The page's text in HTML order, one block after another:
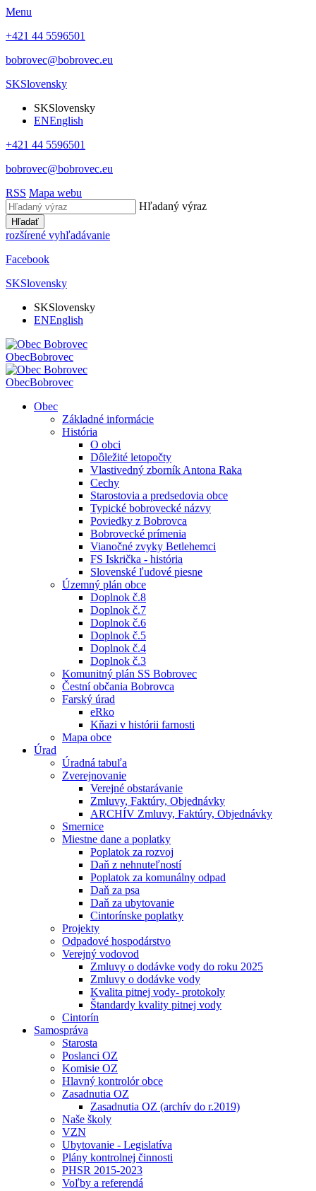
Menu
+421 44 5596501
bobrovec@bobrovec.eu
SKSlovensky
SKSlovensky
ENEnglish
+421 44 5596501
bobrovec@bobrovec.eu
RSS Mapa webu
Hľadaný výraz
Hľadať
rozšírené vyhľadávanie
Facebook
SKSlovensky
SKSlovensky
ENEnglish
ObecBobrovec
ObecBobrovec
Obec
Základné informácie
História
O obci
Dôležité letopočty
Vlastivedný zborník Antona Raka
Cechy
Starostovia a predsedovia obce
Typické bobrovecké názvy
Poviedky z Bobrovca
Bobrovecké prímenia
Vianočné zvyky Betlehemci
FS Iskrička - história
Slovenské ľudové piesne
Územný plán obce
Doplnok č.8
Doplnok č.7
Doplnok č.6
Doplnok č.5
Doplnok č.4
Doplnok č.3
Komunitný plán SS Bobrovec
Čestní občania Bobrovca
Farský úrad
eRko
Kňazi v histórii farnosti
Mapa obce
Úrad
Úradná tabuľa
Zverejnovanie
Verejné obstarávanie
Zmluvy, Faktúry, Objednávky
ARCHÍV Zmluvy, Faktúry, Objednávky
Smernice
Miestne dane a poplatky
Poplatok za rozvoj
Daň z nehnuteľností
Poplatok za komunálny odpad
Daň za psa
Daň za ubytovanie
Cintorínske poplatky
Projekty
Odpadové hospodárstvo
Verejný vodovod
Zmluvy o dodávke vody do roku 2025
Zmluvy o dodávke vody
Kvalita pitnej vody- protokoly
Štandardy kvality pitnej vody
Cintorín
Samospráva
Starosta
Poslanci OZ
Komisie OZ
Hlavný kontrolór obce
Zasadnutia OZ
Zasadnutia OZ (archív do r.2019)
Naše školy
VZN
Ubytovanie - Legislatíva
Plány kontrolnej činnosti
PHSR 2015-2023
Voľby a referendá